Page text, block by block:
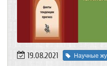
19.08.2021 Научные